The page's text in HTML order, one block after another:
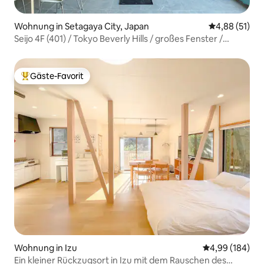
Wohnung in Setagaya City, Japan
4,88 (51)
Seijo 4F (401) / Tokyo Beverly Hills / großes Fenster /
Himmel / Kunst
Beliebter Gäste-Favorit.
Gäste-Favorit
Wohnung in Izu
4,99 (184)
Ein kleiner Rückzugsort in Izu mit dem Rauschen des